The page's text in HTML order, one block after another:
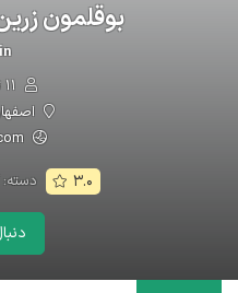
بوقلمون
۳.۰